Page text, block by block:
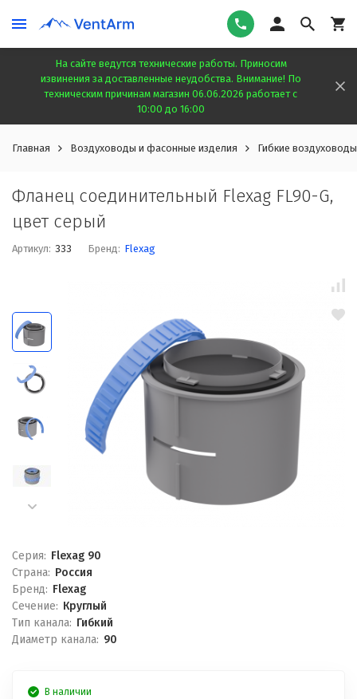
На сайте ведутся технические работы. Приносим
извинения за доставленные неудобства. Внимание! По
техническим причинам магазин 06.06.2026 работает с
10:00 до 16:00
Главная Воздуховоды и фасонные изделия Гибкие
Фланец соединительный Flexag FL90-G,
цвет серый
Артикул: 333 Бренд: Flexag
Серия: Flexag 90
Страна: Россия
Бренд: Flexag
Сечение: Круглый
Тип канала: Гибкий
Диаметр канала: 90
В наличии